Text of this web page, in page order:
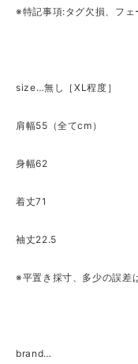
※特記事項:タグ欠損、フェ
size…無し［XL程度］
肩幅55（全てcm）
身幅62
着丈71
袖丈22.5
※平置き採寸、多少の誤差
brand…